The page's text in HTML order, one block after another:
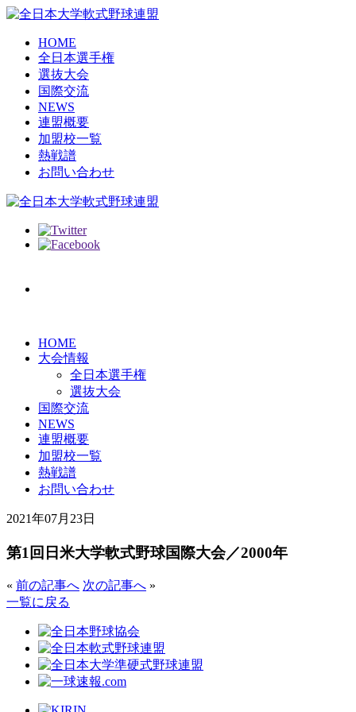
HOME
全日本選手権
選抜大会
国際交流
NEWS
連盟概要
加盟校一覧
熱戦譜
お問い合わせ
HOME
大会情報
全日本選手権
選抜大会
国際交流
NEWS
連盟概要
加盟校一覧
熱戦譜
お問い合わせ
2021年07月23日
第1回日米大学軟式野球国際大会／2000年
« 前の記事へ 次の記事へ »
一覧に戻る